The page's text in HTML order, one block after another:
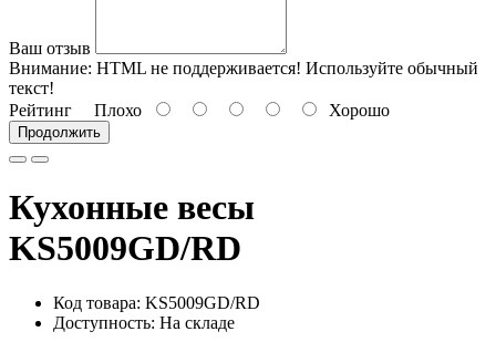
Ваш отзыв
Внимание: HTML не поддерживается! Используйте обычный
текст!
Рейтинг Плохо Хорошо
Продолжить
Кухонные весы
KS5009GD/RD
Код товара: KS5009GD/RD
Доступность: На складе